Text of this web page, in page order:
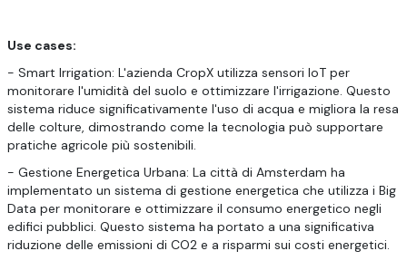
Use cases:
- Smart Irrigation: L'azienda CropX utilizza sensori IoT per
monitorare l'umidità del suolo e ottimizzare l'irrigazione. Questo
sistema riduce significativamente l'uso di acqua e migliora la resa
delle colture, dimostrando come la tecnologia può supportare
pratiche agricole più sostenibili.
- Gestione Energetica Urbana: La città di Amsterdam ha
implementato un sistema di gestione energetica che utilizza i Big
Data per monitorare e ottimizzare il consumo energetico negli
edifici pubblici. Questo sistema ha portato a una significativa
riduzione delle emissioni di CO2 e a risparmi sui costi energetici.